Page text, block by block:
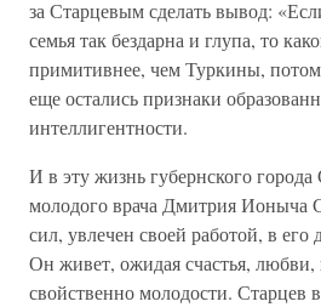
за Старцевым сделать вывод:
семья так бездарна и глупа, то
примитивнее, чем Туркины,
еще остались признаки
интеллигентности.
И в эту жизнь губернского города
молодого врача Дмитрия Ионыча
сил, увлечен своей работой, в его
Он живет, ожидая счастья, любви,
свойственно молодости. Старцев